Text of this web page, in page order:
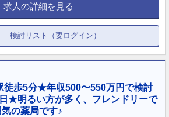
求人の詳細を見る
検討リスト（要ログイン）
徒歩5分★年収500〜550万円で検討
★明るい方が多く、フレンドリーで
の薬局です♪